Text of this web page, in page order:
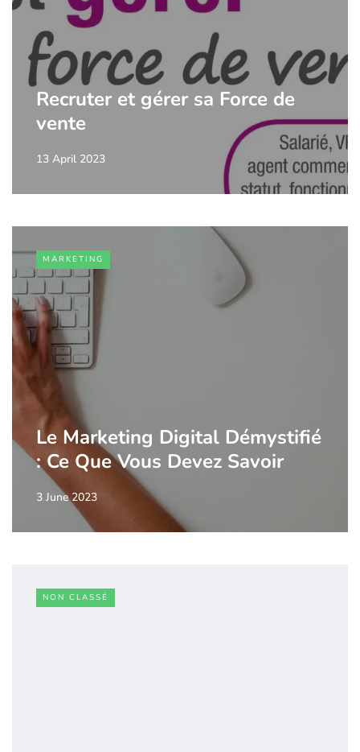
Recruter et gérer sa Force de
vente
13 April 2023
MARKETING
Le Marketing Digital Démystifié
: Ce Que Vous Devez Savoir
3 June 2023
NON CLASSÉ